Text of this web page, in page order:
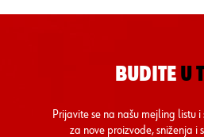
BUDITE U
Prijavite se na našu mejling listu
za nove proizvode, sniženja i